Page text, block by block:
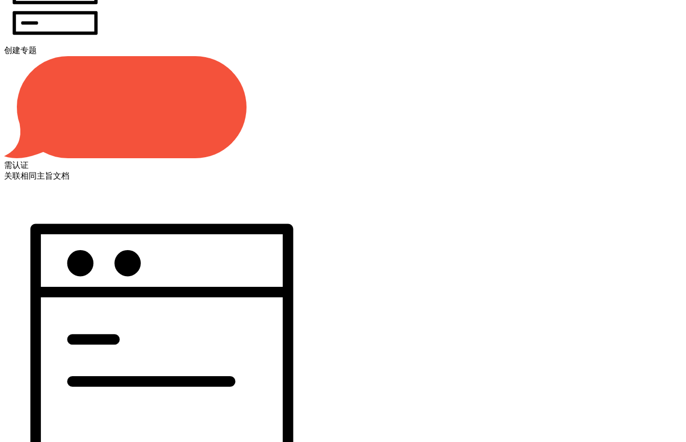
创建专题
需认证
关联相同主旨文档